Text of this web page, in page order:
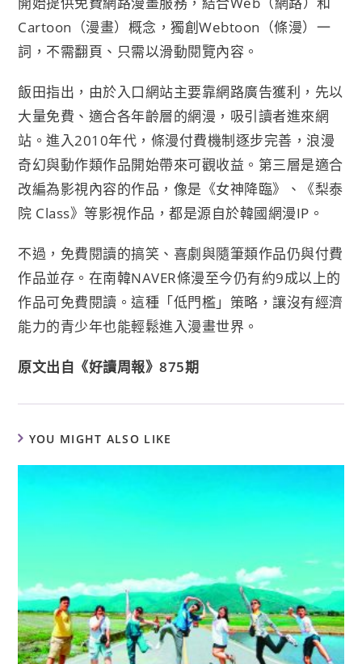
Cartoon（漫畫）概念，獨創Webtoon（條漫）一
詞，不需翻頁、只需以滑動閱覽內容。
飯田指出，由於入口網站主要靠網路廣告獲利，先以
大量免費、適合各年齡層的網漫，吸引讀者進來網
站。進入2010年代，條漫付費機制逐步完善，浪漫
奇幻與動作類作品開始帶來可觀收益。第三層是適合
改編為影視內容的作品，像是《女神降臨》、《梨泰
院 Class》等影視作品，都是源自於韓國網漫IP。
不過，免費閱讀的搞笑、喜劇與隨筆類作品仍與付費
作品並存。在南韓NAVER條漫至今仍有約9成以上的
作品可免費閱讀。這種「低門檻」策略，讓沒有經濟
能力的青少年也能輕鬆進入漫畫世界。
原文出自《好讀周報》875期
YOU MIGHT ALSO LIKE